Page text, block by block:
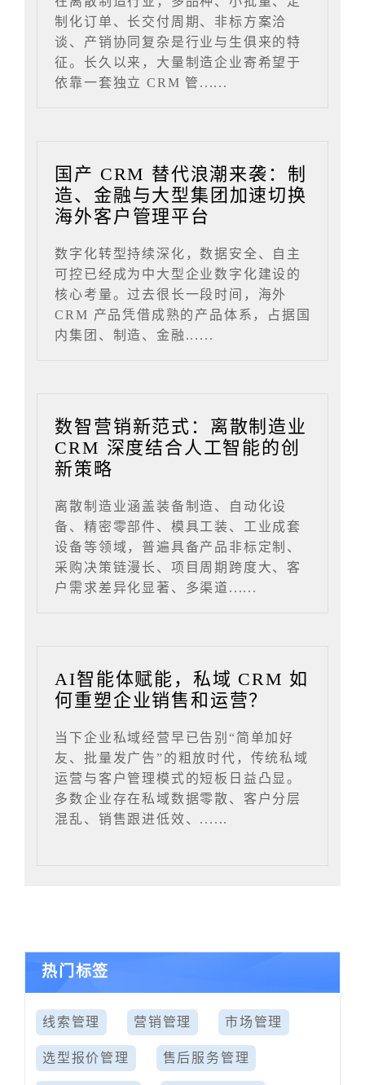
制化订单、长交付周期、非标方案洽
谈、产销协同复杂是行业与生俱来的特
征。长久以来，大量制造企业寄希望于
依靠一套独立 CRM 管......
国产 CRM 替代浪潮来袭：制
造、金融与大型集团加速切换
海外客户管理平台
数字化转型持续深化，数据安全、自主
可控已经成为中大型企业数字化建设的
核心考量。过去很长一段时间，海外
CRM 产品凭借成熟的产品体系，占据国
内集团、制造、金融......
数智营销新范式：离散制造业
CRM 深度结合人工智能的创
新策略
离散制造业涵盖装备制造、自动化设
备、精密零部件、模具工装、工业成套
设备等领域，普遍具备产品非标定制、
采购决策链漫长、项目周期跨度大、客
户需求差异化显著、多渠道......
AI智能体赋能，私域 CRM 如
何重塑企业销售和运营？
当下企业私域经营早已告别“简单加好
友、批量发广告”的粗放时代，传统私域
运营与客户管理模式的短板日益凸显。
多数企业存在私域数据零散、客户分层
混乱、销售跟进低效、......
热门标签
线索管理 营销管理 市场管理
选型报价管理 售后服务管理